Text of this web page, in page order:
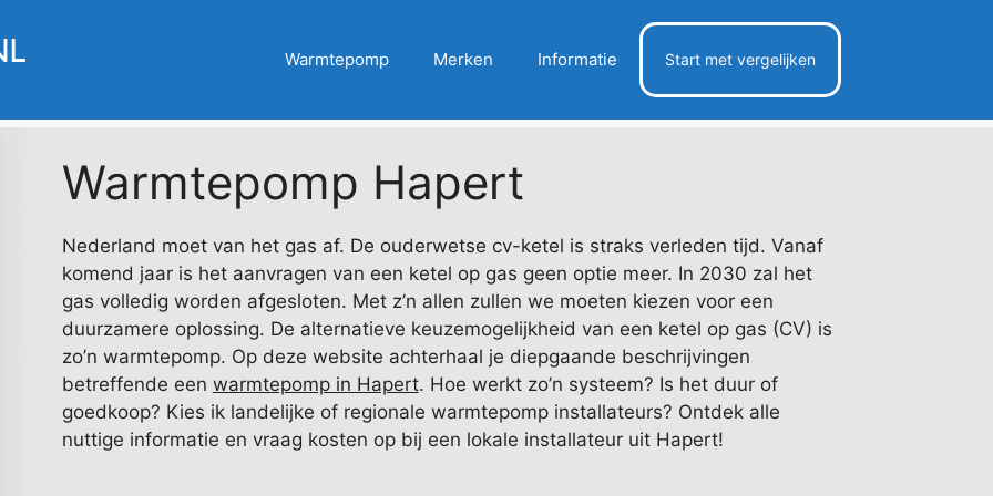
Warmtepomp Merken Informatie Start met vergelijken
Warmtepomp Hapert
Nederland moet van het gas af. De ouderwetse cv-ketel is straks verleden tijd. Vanaf
komend jaar is het aanvragen van een ketel op gas geen optie meer. In 2030 zal het
gas volledig worden afgesloten. Met z’n allen zullen we moeten kiezen voor een
duurzamere oplossing. De alternatieve keuzemogelijkheid van een ketel op gas (CV) is
zo’n warmtepomp. Op deze website achterhaal je diepgaande beschrijvingen
betreffende een warmtepomp in Hapert. Hoe werkt zo’n systeem? Is het duur of
goedkoop? Kies ik landelijke of regionale warmtepomp installateurs? Ontdek alle
nuttige informatie en vraag kosten op bij een lokale installateur uit Hapert!